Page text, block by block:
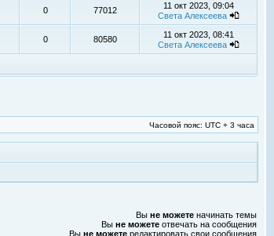
0 77012
11 окт 2023, 09:04
Света Алексеева
0 80580
11 окт 2023, 08:41
Света Алексеева
Часовой пояс: UTC + 3 часа
Вы не можете начинать темы
Вы не можете отвечать на сообщения
Вы не можете редактировать свои сообщения